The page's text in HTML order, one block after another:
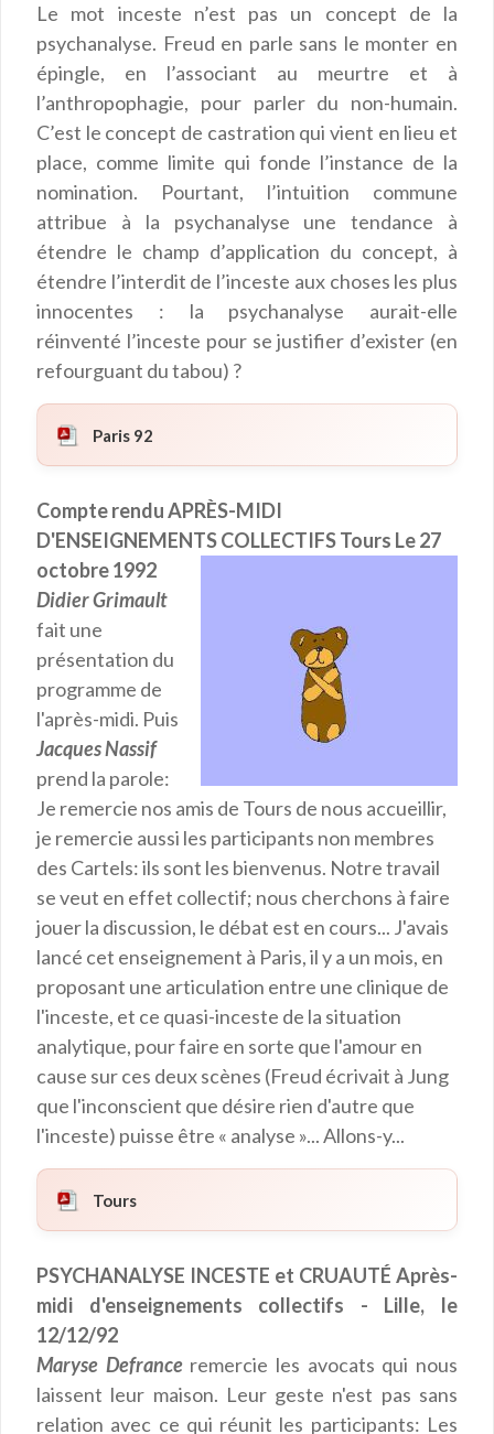
Le mot inceste n’est pas un concept de la
psychanalyse. Freud en parle sans le monter en
épingle, en l’associant au meurtre et à
l’anthropophagie, pour parler du non-humain.
C’est le concept de castration qui vient en lieu et
place, comme limite qui fonde l’instance de la
nomination. Pourtant, l’intuition commune
attribue à la psychanalyse une tendance à
étendre le champ d’application du concept, à
étendre l’interdit de l’inceste aux choses les plus
innocentes : la psychanalyse aurait-elle
réinventé l’inceste pour se justifier d’exister (en
refourguant du tabou) ?
Paris 92
Compte rendu APRÈS-MIDI
D'ENSEIGNEMENTS COLLECTIFS Tours Le 27
octobre 1992
Didier Grimault
fait une
présentation du
programme de
l'après-midi. Puis
Jacques Nassif
prend la parole:
Je remercie nos amis de Tours de nous accueillir,
je remercie aussi les participants non membres
des Cartels: ils sont les bienvenus. Notre travail
se veut en effet collectif; nous cherchons à faire
jouer la discussion, le débat est en cours... J'avais
lancé cet enseignement à Paris, il y a un mois, en
proposant une articulation entre une clinique de
l'inceste, et ce quasi-inceste de la situation
analytique, pour faire en sorte que l'amour en
cause sur ces deux scènes (Freud écrivait à Jung
que l'inconscient que désire rien d'autre que
l'inceste) puisse être « analyse »... Allons-y...
Tours
PSYCHANALYSE INCESTE et CRUAUTÉ Après-
midi d'enseignements collectifs - Lille, le
12/12/92
Maryse Defranceremercie les avocats qui nous
laissent leur maison. Leur geste n'est pas sans
relation avec ce qui réunit les participants: Les